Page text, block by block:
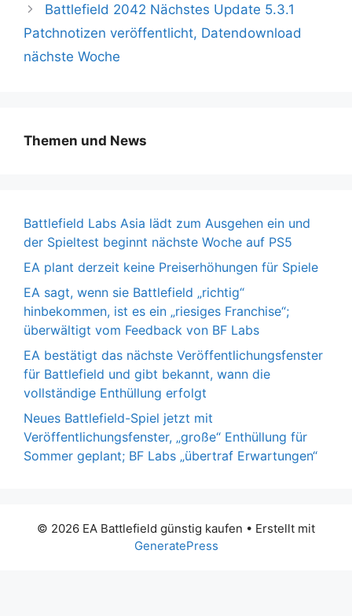
Battlefield 2042 Nächstes Update 5.3.1
Patchnotizen veröffentlicht, Datendownload
nächste Woche
Themen und News
Battlefield Labs Asia lädt zum Ausgehen ein und
der Spieltest beginnt nächste Woche auf PS5
EA plant derzeit keine Preiserhöhungen für Spiele
EA sagt, wenn sie Battlefield „richtig“
hinbekommen, ist es ein „riesiges Franchise“;
überwältigt vom Feedback von BF Labs
EA bestätigt das nächste Veröffentlichungsfenster
für Battlefield und gibt bekannt, wann die
vollständige Enthüllung erfolgt
Neues Battlefield-Spiel jetzt mit
Veröffentlichungsfenster, „große“ Enthüllung für
Sommer geplant; BF Labs „übertraf Erwartungen“
© 2026 EA Battlefield günstig kaufen • Erstellt mit
GeneratePress